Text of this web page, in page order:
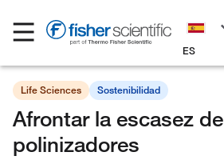
ES
Life Sciences Sostenibilidad
Afrontar la escasez de
polinizadores